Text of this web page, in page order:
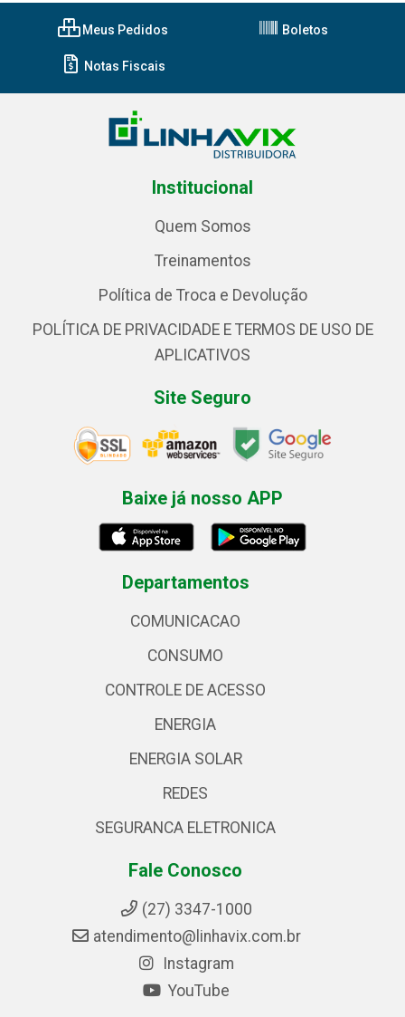
Meus Pedidos Boletos
Notas Fiscais
Institucional
Quem Somos
Treinamentos
Política de Troca e Devolução
POLÍTICA DE PRIVACIDADE E TERMOS DE USO DE
APLICATIVOS
Site Seguro
Baixe já nosso APP
Departamentos
COMUNICACAO
CONSUMO
CONTROLE DE ACESSO
ENERGIA
ENERGIA SOLAR
REDES
SEGURANCA ELETRONICA
Fale Conosco
(27) 3347-1000
atendimento@linhavix.com.br
Instagram
YouTube